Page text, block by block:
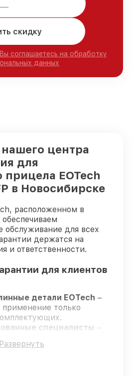
скидку
соглашаетесь на обработку
данных
нашего центра
для
прицела EOTech
в Новосибирске
расположенном в
обслуживание для всех
держатся на
и ответственности.
для клиентов
детали EOTech –
применение только
специалисты –
уровень их
Развернуть